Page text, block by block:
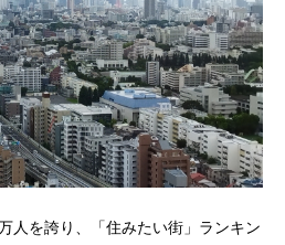
人を誇り、「住みたい街」ランキン